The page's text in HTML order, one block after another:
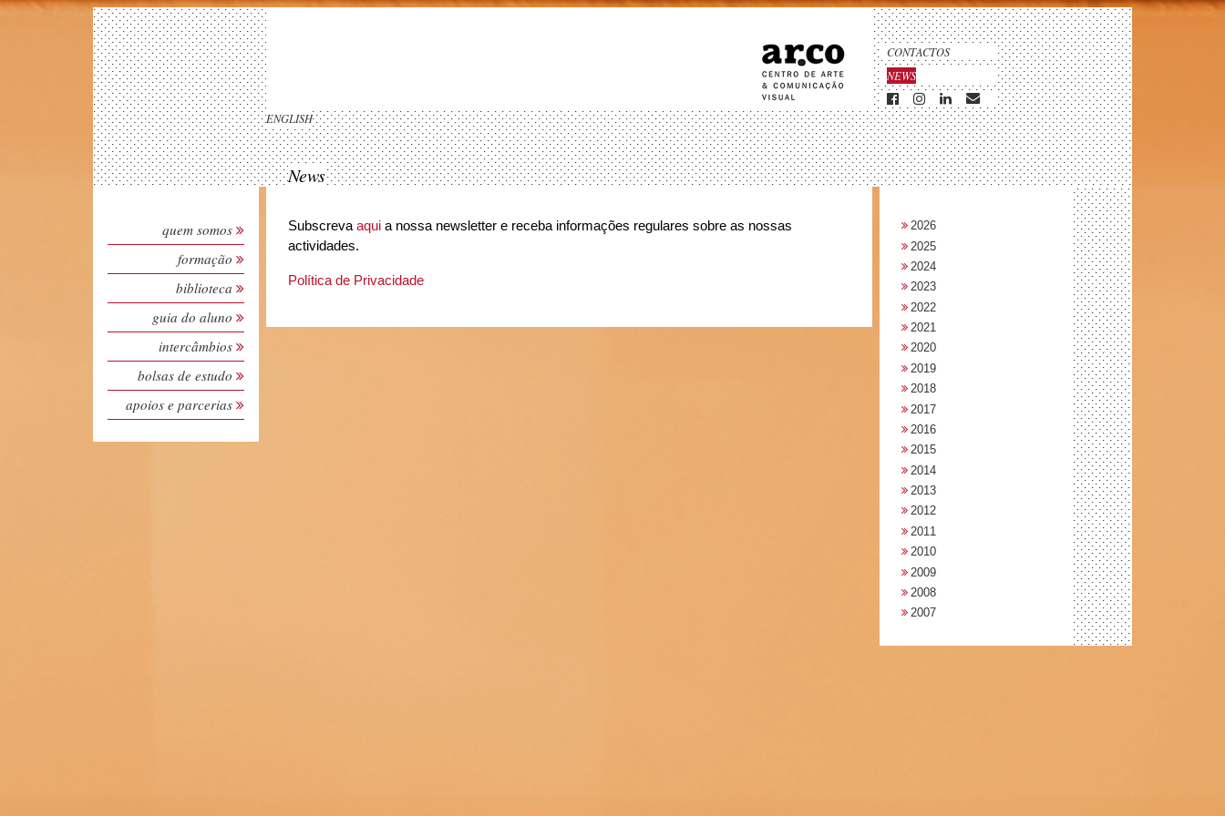
CONTACTOS
NEWS
ENGLISH
News
quem somos
formação
biblioteca
guia do aluno
intercâmbios
bolsas de estudo
apoios e parcerias
Subscreva aqui a nossa newsletter e receba informações regulares sobre as nossas
actividades.
Política de Privacidade
2026
2025
2024
2023
2022
2021
2020
2019
2018
2017
2016
2015
2014
2013
2012
2011
2010
2009
2008
2007